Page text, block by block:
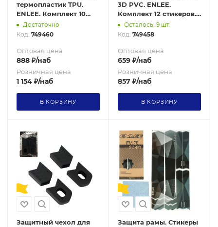
термопластик TPU.
ENLEE. Комплект 10
стикеров. 200 микрон.
Graffiti style
Достаточно
Код: 749460
Оптовая цена
888 ₽/наб
Розничная цена
1 154 ₽/наб
В КОРЗИНУ
3D PVC. ENLEE.
Комплект 12 стикеров.
200 микрон. 3D Pack 5
Осталось: 9 шт.
Код: 749458
Оптовая цена
659 ₽/наб
Розничная цена
857 ₽/наб
В КОРЗИНУ
Защитный чехол для
Защита рамы. Стикеры